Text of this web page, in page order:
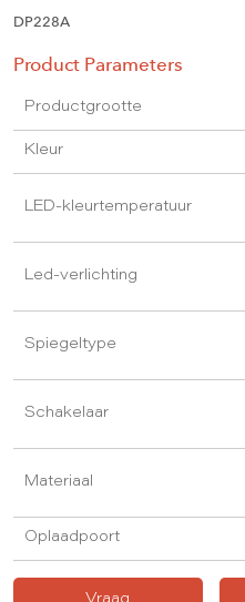
DP228A
Product Parameters
Productgrootte
Kleur
LED-kleurtemperatuur
Led-verlichting
Spiegeltype
Schakelaar
Materiaal
Oplaadpoort